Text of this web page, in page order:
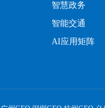
智慧政务
智能交通
AI应用矩阵